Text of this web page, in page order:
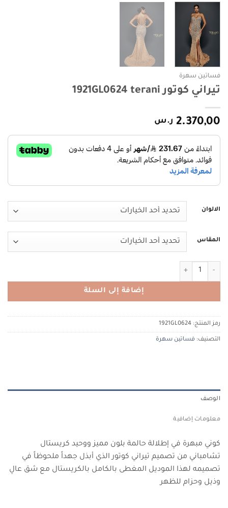
فساتين سهرة
تيراني كوتور 1921GL0624 terani
2.370,00 ر.س
الالوان
المقاس
كمية تيراني كوتور 1921GL0624 terani
إضافة إلى السلة
رمز المنتج: 1921GL0624
التصنيف: فساتين سهرة
الوصف
معلومات إضافية
كوني مبهرة في إطلالة حالمة بلون مميز ووحيد كريستال
تشامباني من تصميم تيراني كوتور الذي أبذل جهداً ملحوظاً في
تصميمه لهذا الموديل المغطى بالكامل بالكريستال مع شق عالِ
وذيل وحزام للظهر